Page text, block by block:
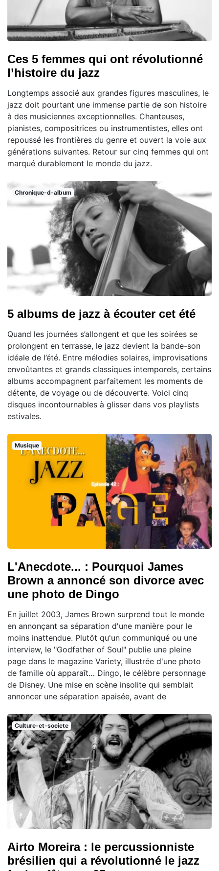
Ces 5 femmes qui ont révolutionné
l’histoire du jazz
Longtemps associé aux grandes figures masculines, le
jazz doit pourtant une immense partie de son histoire
à des musiciennes exceptionnelles. Chanteuses,
pianistes, compositrices ou instrumentistes, elles ont
repoussé les frontières du genre et ouvert la voie aux
générations suivantes. Retour sur cinq femmes qui ont
marqué durablement le monde du jazz.
Chronique-d-album
5 albums de jazz à écouter cet été
Quand les journées s’allongent et que les soirées se
prolongent en terrasse, le jazz devient la bande-son
idéale de l’été. Entre mélodies solaires, improvisations
envoûtantes et grands classiques intemporels, certains
albums accompagnent parfaitement les moments de
détente, de voyage ou de découverte. Voici cinq
disques incontournables à glisser dans vos playlists
estivales.
Musique
L'Anecdote... : Pourquoi James
Brown a annoncé son divorce avec
une photo de Dingo
En juillet 2003, James Brown surprend tout le monde
en annonçant sa séparation d'une manière pour le
moins inattendue. Plutôt qu'un communiqué ou une
interview, le "Godfather of Soul" publie une pleine
page dans le magazine Variety, illustrée d'une photo
de famille où apparaît… Dingo, le célèbre personnage
de Disney. Une mise en scène insolite qui semblait
annoncer une séparation apaisée, avant de
Culture-et-societe
Airto Moreira : le percussionniste
brésilien qui a révolutionné le jazz